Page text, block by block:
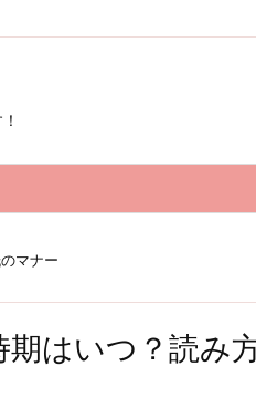
マナー
はいつ？読み